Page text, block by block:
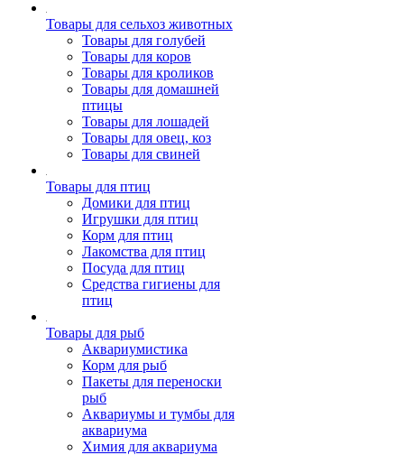
Товары для сельхоз животных
Товары для голубей
Товары для коров
Товары для кроликов
Товары для домашней
птицы
Товары для лошадей
Товары для овец, коз
Товары для свиней
Товары для птиц
Домики для птиц
Игрушки для птиц
Корм для птиц
Лакомства для птиц
Посуда для птиц
Средства гигиены для
птиц
Товары для рыб
Аквариумистика
Корм для рыб
Пакеты для переноски
рыб
Аквариумы и тумбы для
аквариума
Химия для аквариума